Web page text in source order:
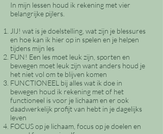
In mijn lessen houd ik rekening met vier
belangrijke pijlers.
JIJ! wat is je doelstelling, wat zijn je blessures
en hoe kan ik hier op in spelen en je helpen
tijdens mijn les
FUN! Een les moet leuk zijn, sporten en
bewegen moet leuk zijn want anders houd je
het niet vol om te blijven komen
FUNCTIONEEL bij alles wat ik doe in
bewegen houd ik rekening met of het
functioneel is voor je lichaam en er ook
daadwerkelijk profijt van hebt in je dagelijks
leven
FOCUS op je lichaam, focus op je doelen en